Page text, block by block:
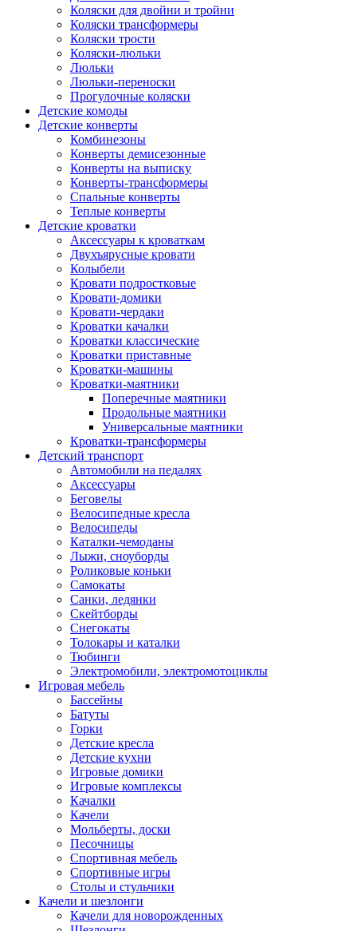
Коляски для двойни и тройни
Коляски трансформеры
Коляски трости
Коляски-люльки
Люльки
Люльки-переноски
Прогулочные коляски
Детские комоды
Детские конверты
Комбинезоны
Конверты демисезонные
Конверты на выписку
Конверты-трансформеры
Спальные конверты
Теплые конверты
Детские кроватки
Аксессуары к кроваткам
Двухъярусные кровати
Колыбели
Кровати подростковые
Кровати-домики
Кровати-чердаки
Кроватки качалки
Кроватки классические
Кроватки приставные
Кроватки-машины
Кроватки-маятники
Поперечные маятники
Продольные маятники
Универсальные маятники
Кроватки-трансформеры
Детский транспорт
Автомобили на педалях
Аксессуары
Беговелы
Велосипедные кресла
Велосипеды
Каталки-чемоданы
Лыжи, сноуборды
Роликовые коньки
Самокаты
Санки, ледянки
Скейтборды
Снегокаты
Толокары и каталки
Тюбинги
Электромобили, электромотоциклы
Игровая мебель
Бассейны
Батуты
Горки
Детские кресла
Детские кухни
Игровые домики
Игровые комплексы
Качалки
Качели
Мольберты, доски
Песочницы
Спортивная мебель
Спортивные игры
Столы и стульчики
Качели и шезлонги
Качели для новорожденных